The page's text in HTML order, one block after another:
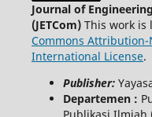
Journal of
(JETCom)This work is
Commons Attribution-
International License.
Publisher:
Departemen :